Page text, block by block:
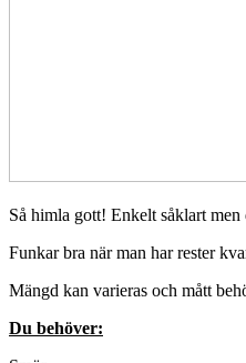
Så himla gott! Enkelt såklart
Funkar bra när man har rester
Mängd kan varieras och mått
Du behöver: